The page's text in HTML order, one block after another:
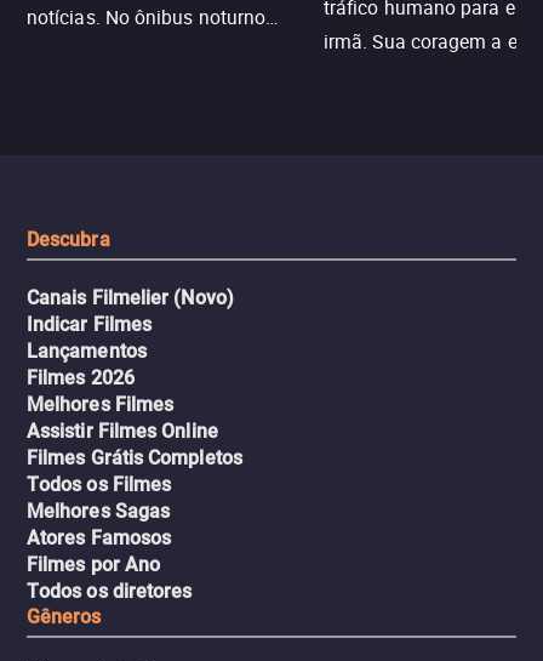
notícias. No ônibus noturno
tráfico humano para
irmã. Sua coragem a
Descubra
Canais Filmelier (Novo)
Indicar Filmes
Lançamentos
Filmes 2026
Melhores Filmes
Assistir Filmes Online
Filmes Grátis Completos
Todos os Filmes
Melhores Sagas
Atores Famosos
Filmes por Ano
Todos os diretores
Gêneros